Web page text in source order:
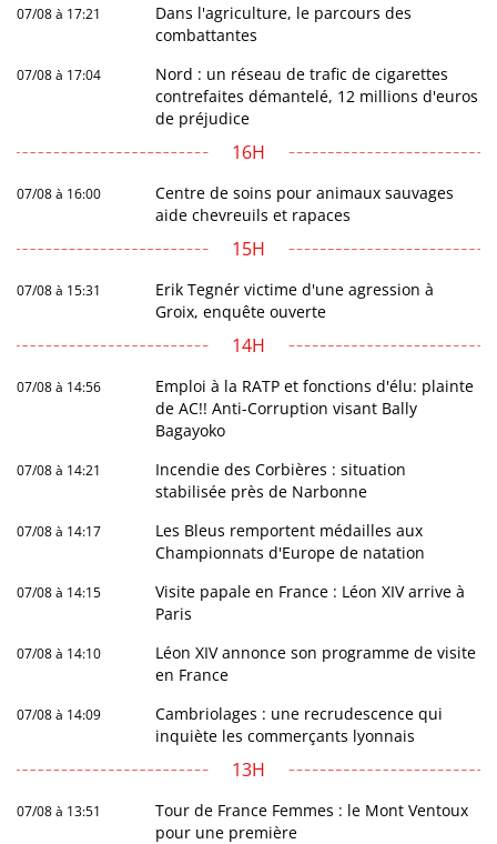
07/08 à 17:21
Dans l'agriculture, le parcours des
combattantes
07/08 à 17:04
Nord : un réseau de trafic de cigarettes
contrefaites démantelé, 12 millions d'euros
de préjudice
16H
07/08 à 16:00
Centre de soins pour animaux sauvages
aide chevreuils et rapaces
15H
07/08 à 15:31
Erik Tegnér victime d'une agression à
Groix, enquête ouverte
14H
07/08 à 14:56
Emploi à la RATP et fonctions d'élu: plainte
de AC!! Anti-Corruption visant Bally
Bagayoko
07/08 à 14:21
Incendie des Corbières : situation
stabilisée près de Narbonne
07/08 à 14:17
Les Bleus remportent médailles aux
Championnats d'Europe de natation
07/08 à 14:15
Visite papale en France : Léon XIV arrive à
Paris
07/08 à 14:10
Léon XIV annonce son programme de visite
en France
07/08 à 14:09
Cambriolages : une recrudescence qui
inquiète les commerçants lyonnais
13H
07/08 à 13:51
Tour de France Femmes : le Mont Ventoux
pour une première